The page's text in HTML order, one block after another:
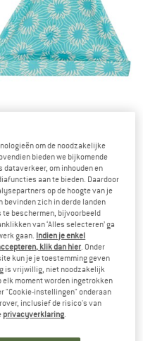
Opent in een
om de noodzakelijke
bieden we bijkomende
om inhouden en
aan te bieden. Daardoor
op de hoogte van je
bevinden zich in derde landen
te beschermen, bijvoorbeeld
van ‘Alles selecteren’ ga
gaan. Indien je enkel
klik dan hier . Onder
kun je je toestemming geven
is vrijwillig, niet noodzakelijk
elk moment worden ingetrokken
"Cookie-instellingen" onderaan
inclusief de risico's van
privacyverklaring